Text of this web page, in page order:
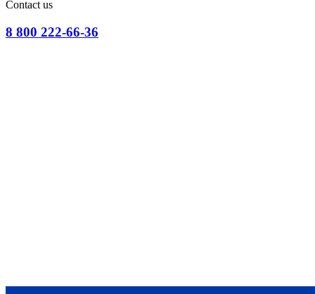
Contact us
8 800 222-66-36